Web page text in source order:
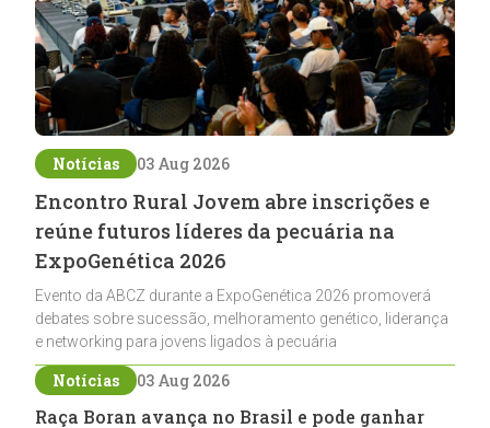
Notícias 03 Aug 2026
Encontro Rural Jovem abre inscrições e
reúne futuros líderes da pecuária na
ExpoGenética 2026
Evento da ABCZ durante a ExpoGenética 2026 promoverá
debates sobre sucessão, melhoramento genético, liderança
e networking para jovens ligados à pecuária
Notícias 03 Aug 2026
Raça Boran avança no Brasil e pode ganhar